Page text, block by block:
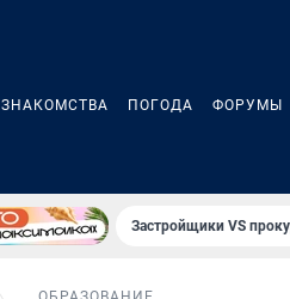
ЗНАКОМСТВА ПОГОДА ФОРУМЫ
Застройщики VS